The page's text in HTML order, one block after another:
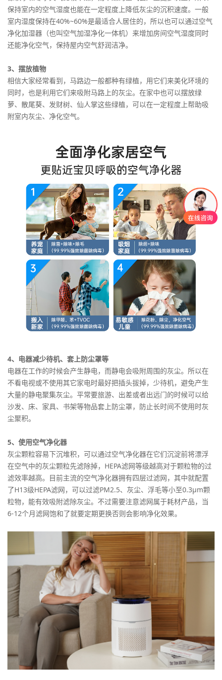
保持室内的空气湿度也能在一定程度上降低灰尘的沉积速度。一般
室内湿度保持在40%~60%是最适合人居住的，所以也可以通过空气
净化加湿器（也叫空气加湿净化一体机）来增加房间空气湿度同时
还能净化空气，保持屋内空气舒润洁净。
3、摆放植物
相信大家经常看到，马路边一般都种有绿植，用它们来美化环境的
同时，也是利用它们来吸附马路上的灰尘。在家中也可以摆放绿
萝、散尾葵、发财树、仙人掌这些绿植，可以在一定程度上帮助吸
附室内灰尘、净化空气。
4、电器减少待机、套上防尘罩等
电器在工作的时候会产生静电，而静电会吸附周围的灰尘。所以在
不看电视或不使用其它家电时最好把插头拔掉，少待机，避免产生
大量的静电聚集灰尘。平常要旅游、出差或者出远门的时候可以给
沙发、床、家具、书架等物品套上防尘罩，防止长时间不使用时灰
尘聚积。
5、使用空气净化器
灰尘颗粒容易下沉堆积，可以通过空气净化器在它们沉淀前将漂浮
在空气中的灰尘颗粒先滤除掉，HEPA滤网等级越高对于颗粒物的过
滤效率越高。目前主流的空气净化器拥有四层过滤网，其中就配置
了H13级HEPA滤网，可以过滤PM2.5、灰尘、浮毛等小至0.3μm颗
粒物，能有效吸附滤除灰尘。不过需要注意滤网属于耗材产品，当
6-12个月滤网饱和了就要定期更换否则会影响净化效果。